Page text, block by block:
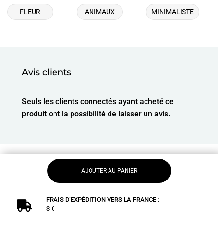
FLEUR ANIMAUX MINIMALISTE
Avis clients
Seuls les clients connectés ayant acheté ce
produit ont la possibilité de laisser un avis.
AJOUTER AU PANIER

FRAIS D’EXPÉDITION VERS LA FRANCE :
3 €